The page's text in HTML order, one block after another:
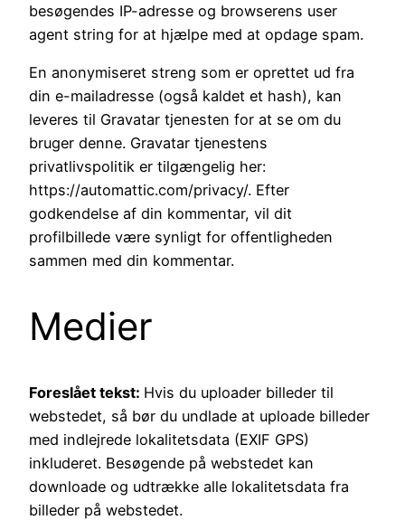
besøgendes IP-adresse og browserens user
agent string for at hjælpe med at opdage spam.
En anonymiseret streng som er oprettet ud fra
din e-mailadresse (også kaldet et hash), kan
leveres til Gravatar tjenesten for at se om du
bruger denne. Gravatar tjenestens
privatlivspolitik er tilgængelig her:
https://automattic.com/privacy/. Efter
godkendelse af din kommentar, vil dit
profilbillede være synligt for offentligheden
sammen med din kommentar.
Medier
Foreslået tekst: Hvis du uploader billeder til
webstedet, så bør du undlade at uploade billeder
med indlejrede lokalitetsdata (EXIF GPS)
inkluderet. Besøgende på webstedet kan
downloade og udtrække alle lokalitetsdata fra
billeder på webstedet.